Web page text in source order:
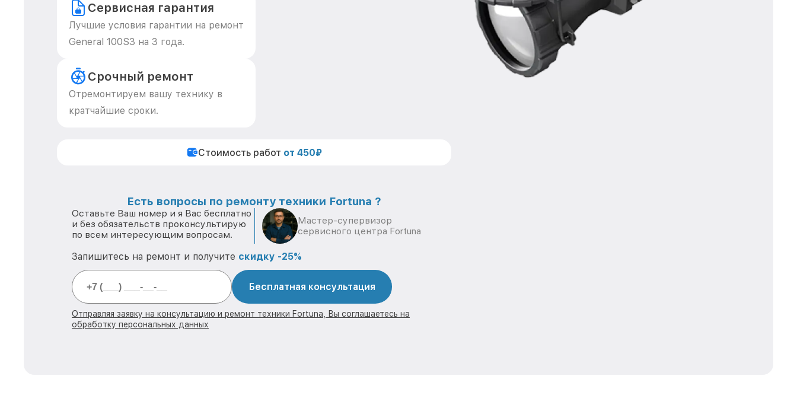
Сервисная гарантия
Лучшие условия гарантии на ремонт
General 100S3 на 3 года.
Срочный ремонт
Отремонтируем вашу технику в
кратчайшие сроки.
Стоимость работ от 450₽
Есть вопросы по ремонту техники Fortuna ?
Оставьте Ваш номер и я Вас бесплатно
и без обязательств проконсультирую
по всем интересующим вопросам.
Мастер-супервизор
сервисного центра Fortuna
Запишитесь на ремонт и получите скидку -25%
Бесплатная консультация
Отправляя заявку на консультацию и ремонт техники Fortuna, Вы соглашаетесь на
обработку персональных данных